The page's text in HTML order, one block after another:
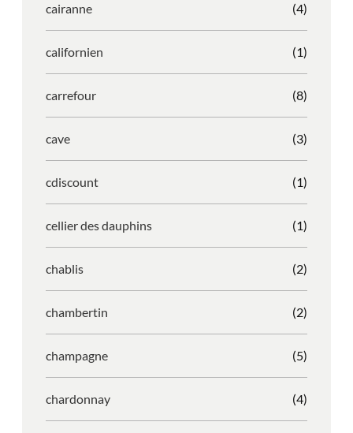
cairanne (4)
californien (1)
carrefour (8)
cave (3)
cdiscount (1)
cellier des dauphins (1)
chablis (2)
chambertin (2)
champagne (5)
chardonnay (4)